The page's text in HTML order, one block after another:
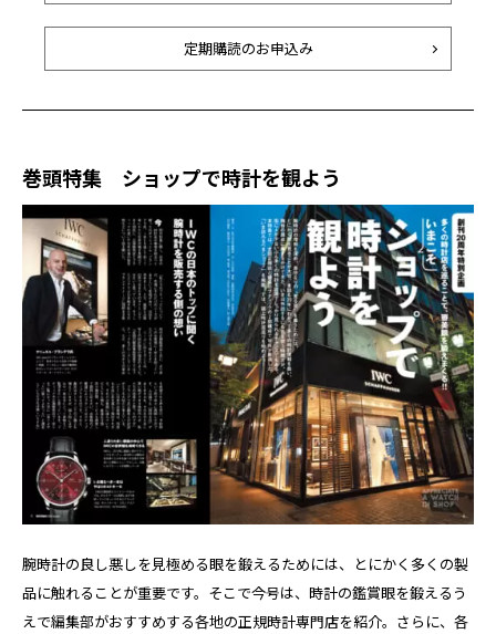
定期購読のお申込み
巻頭特集 ショップで時計を観よう
腕時計の良し悪しを見極める眼を鍛えるためには、とにかく多くの製
品に触れることが重要です。そこで今号は、時計の鑑賞眼を鍛えるう
えで編集部がおすすめする各地の正規時計専門店を紹介。さらに、各